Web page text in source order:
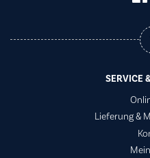
SERVICE
Lieferung &